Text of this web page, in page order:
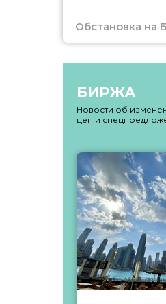
Обстановка на
БИРЖА
Новости об
цен и